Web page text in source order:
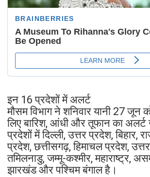
इन 16 प्रदेशों में अलर्ट
मौसम विभाग ने शनिवार यानी 27 जून
लिए बारिश, आंधी और तूफान का अलर्ट
प्रदेशों में दिल्ली, उत्तर प्रदेश, बिहार,
प्रदेश, छत्तीसगढ़, हिमाचल प्रदेश,
तमिलनाडु, जम्मू-कश्मीर, महाराष्ट्र,
झारखंड और पश्चिम बंगाल है।